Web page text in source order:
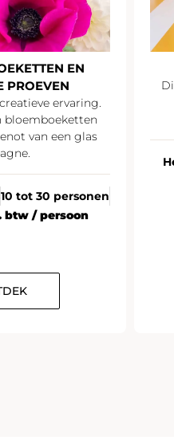
EN
PROEVEN
ervaring.
bloemboeketten
van een glas
10 tot 30 personen
btw / persoon